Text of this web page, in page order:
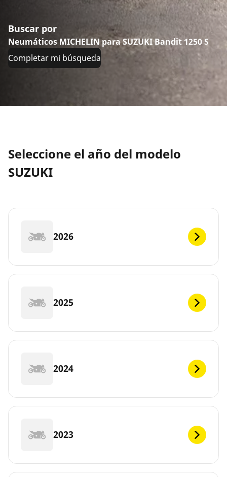
Buscar por
Neumáticos MICHELIN para SUZUKI Bandit 1250 S
Completar mi búsqueda
Seleccione el año del modelo
SUZUKI
2026
2025
2024
2023